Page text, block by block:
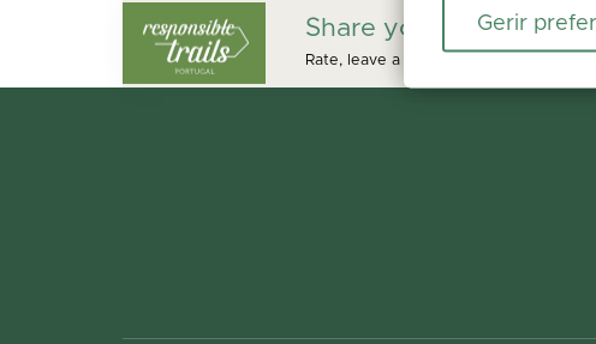
Share your experience
Rate, leave a comment, and add
Gerir